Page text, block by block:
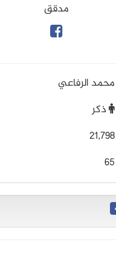
مدقق
محمد الرفاعي
ذكر
21,798
65